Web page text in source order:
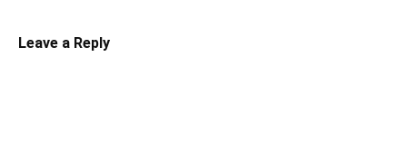
Leave a Reply